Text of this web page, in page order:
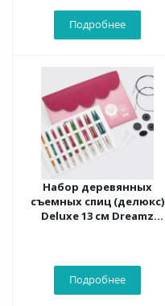
Подробнее
Набор деревянных
съемных спиц (делюкс)
Deluxe 13 см Dreamz
Подробнее